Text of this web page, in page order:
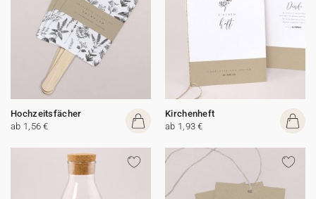
Hochzeitsfächer
ab 1,56 €
Kirchenheft
ab 1,93 €